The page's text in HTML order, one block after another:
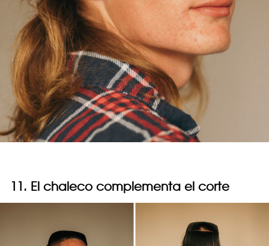
11. El chaleco complementa el corte